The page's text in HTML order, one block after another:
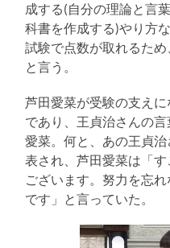
成する(自分の理論と言
科書を作成する)やり方
試験で点数が取れるた
と言う。
芦田愛菜が受験の支え
であり、王貞治さんの
愛菜。何と、あの王貞
表され、芦田愛菜は「
ございます。努力を忘
です」と言っていた。